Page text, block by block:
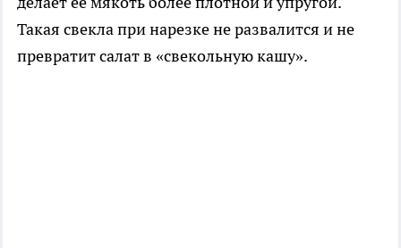
Такая свекла при нарезке не развалится и не
превратит салат в «свекольную кашу».